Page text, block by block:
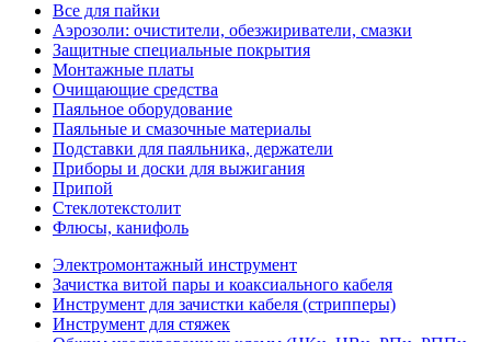
Все для пайки
Аэрозоли: очистители, обезжириватели, смазки
Защитные специальные покрытия
Монтажные платы
Очищающие средства
Паяльное оборудование
Паяльные и смазочные материалы
Подставки для паяльника, держатели
Приборы и доски для выжигания
Припой
Стеклотекстолит
Флюсы, канифоль
Электромонтажный инструмент
Зачистка витой пары и коаксиального кабеля
Инструмент для зачистки кабеля (стрипперы)
Инструмент для стяжек